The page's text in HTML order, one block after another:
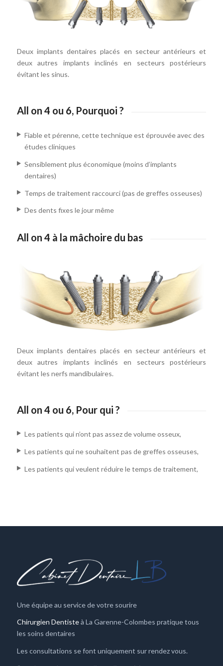
Deux implants dentaires placés en secteur antérieurs et
deux autres implants inclinés en secteurs postérieurs
évitant les sinus.
All on 4 ou 6, Pourquoi ?
Fiable et pérenne, cette technique est éprouvée avec des
études cliniques
Sensiblement plus économique (moins d’implants
dentaires)
Temps de traitement raccourci (pas de greffes osseuses)
Des dents fixes le jour même
All on 4 à la mâchoire du bas
Deux implants dentaires placés en secteur antérieurs et
deux autres implants inclinés en secteurs postérieurs
évitant les nerfs mandibulaires.
All on 4 ou 6, Pour qui ?
Les patients qui n’ont pas assez de volume osseux,
Les patients qui ne souhaitent pas de greffes osseuses,
Les patients qui veulent réduire le temps de traitement,
Une équipe au service de votre sourire
Chirurgien Dentisteà La Garenne-Colombes pratique tous
les soins dentaires
Les consultations se font uniquement sur rendez vous.